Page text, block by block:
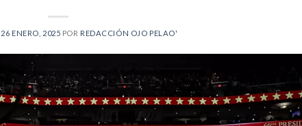
26 ENERO, 2025 POR REDACCIÓN OJO PELAO'